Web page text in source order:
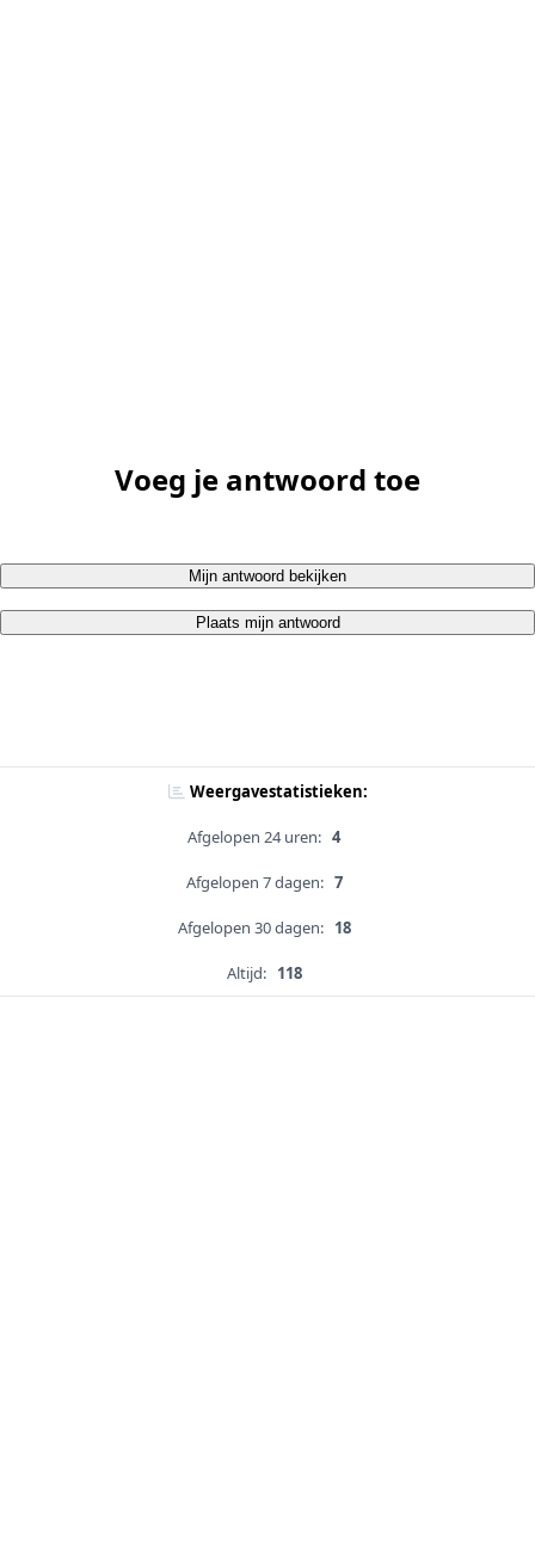
Voeg je antwoord toe
Mijn antwoord bekijken
Plaats mijn antwoord
Weergavestatistieken:
Afgelopen 24 uren: 4
Afgelopen 7 dagen: 7
Afgelopen 30 dagen: 18
Altijd: 118